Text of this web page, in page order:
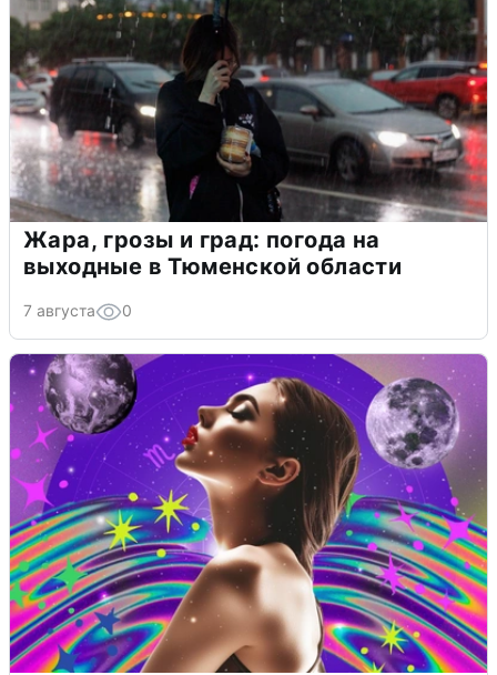
Жара, грозы и град: погода на
выходные в Тюменской области
7 августа 0